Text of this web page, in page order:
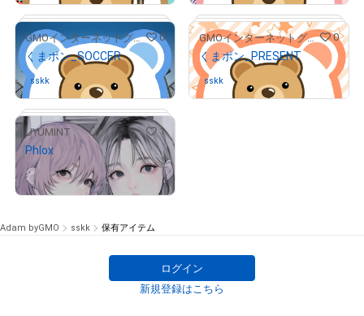
# 201/300 # 155/300
# 77/300
GMOインターネットグループ公式キャラクター「くまポン」 0
くまポン_SOCCER
sskk さんが保有中
GMOインターネットグループ公式キャラクター「くまポン」 0
くまポン_PRESENT
sskk さんが保有中
# 24/100
UYUMINT 1
Phlox
¥100,000
Adam byGMO sskk 保有アイテム
ログイン
新規登録はこちら